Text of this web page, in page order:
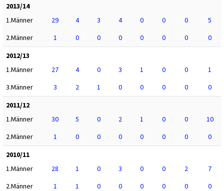
2013/14
1.Männer
29 4 3 4 0 0 0
5
2.Männer
1 0 0 0 0 0 0
0
2012/13
1.Männer
27 4 0 3 1 0 0
1
3.Männer
3 2 1 0 0 0 0
0
2011/12
1.Männer
30 5 0 2 1 0 0
10
2.Männer
1 0 0 0 0 0 0
0
2010/11
1.Männer
28 1 0 3 0 0 2
7
2.Männer
1 1 0 0 0 0 0 0